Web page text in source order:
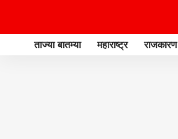
ताज्या बातम्या महाराष्ट्र राजकारण